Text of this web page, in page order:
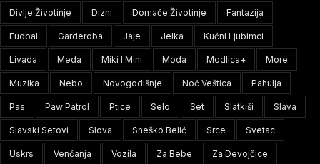
Divlje Životinje Dizni Domaće Životinje Fantazija
Fudbal Garderoba Jaje Jelka Kućni Ljubimci
Livada Meda Miki I Mini Moda Modlica+ More
Muzika Nebo Novogodišnje Noć Veštica Pahulja
Pas Paw Patrol Ptice Selo Set Slatkiši Slava
Slavski Setovi Slova Sneško Belić Srce Svetac
Uskrs Venčanja Vozila Za Bebe Za Devojčice